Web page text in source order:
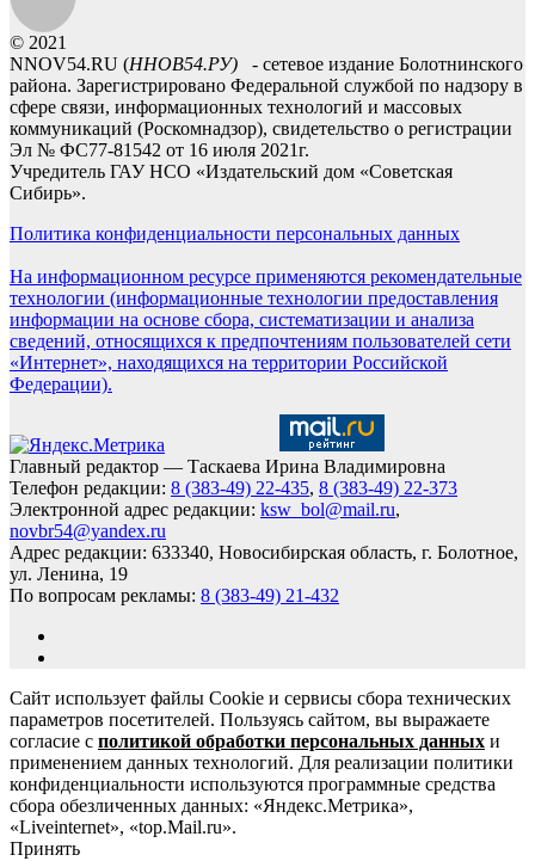
© 2021
NNOV54.RU (ННОВ54.РУ) - сетевое издание Болотнинского
района. Зарегистрировано Федеральной службой по надзору в
сфере связи, информационных технологий и массовых
коммуникаций (Роскомнадзор), свидетельство о регистрации
Эл № ФС77-81542 от 16 июля 2021г.
Учредитель ГАУ НСО «Издательский дом «Советская
Сибирь».
Политика конфиденциальности персональных данных
На информационном ресурсе применяются рекомендательные
технологии (информационные технологии предоставления
информации на основе сбора, систематизации и анализа
сведений, относящихся к предпочтениям пользователей сети
«Интернет», находящихся на территории Российской
Федерации).
Главный редактор — Таскаева Ирина Владимировна
Телефон редакции: 8 (383-49) 22-435, 8 (383-49) 22-373
Электронной адрес редакции: ksw_bol@mail.ru,
novbr54@yandex.ru
Адрес редакции: 633340, Новосибирская область, г. Болотное,
ул. Ленина, 19
По вопросам рекламы: 8 (383-49) 21-432
Сайт использует файлы Cookie и сервисы сбора технических
параметров посетителей. Пользуясь сайтом, вы выражаете
согласие с политикой обработки персональных данных и
применением данных технологий. Для реализации политики
конфиденциальности используются программные средства
сбора обезличенных данных: «Яндекс.Метрика»,
«Liveinternet», «top.Mail.ru».
Принять